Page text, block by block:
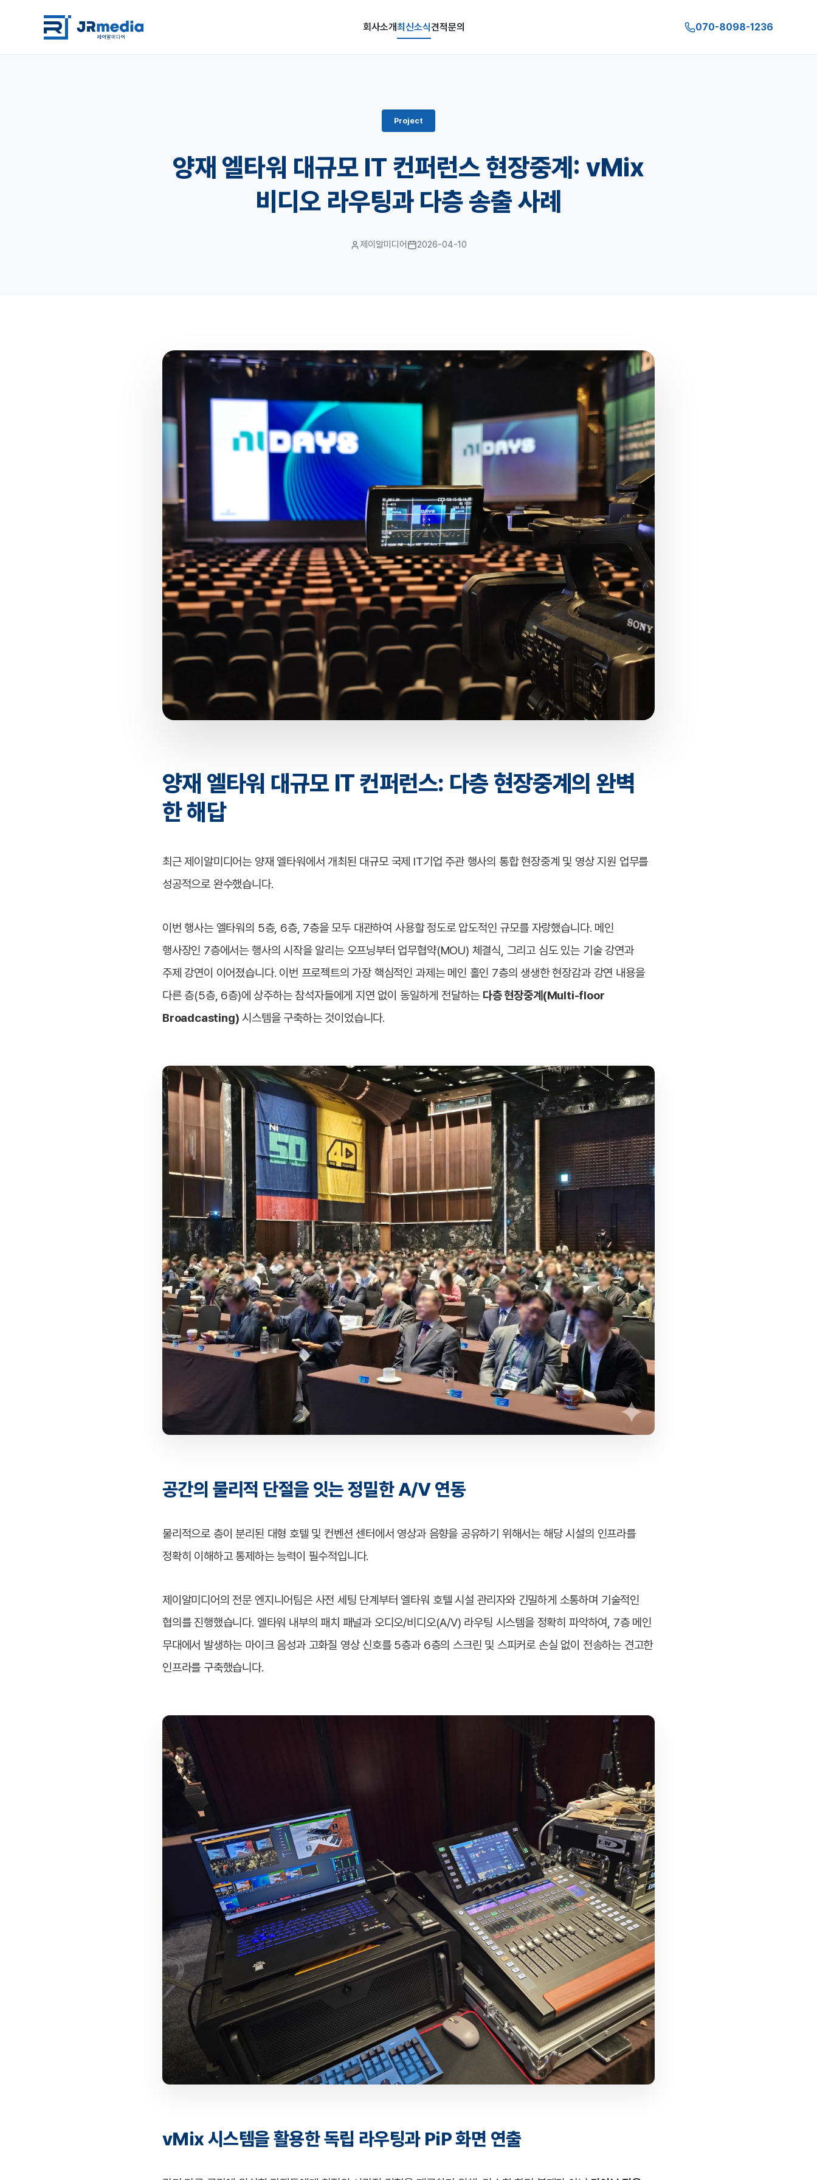
회사소개최신소식견적문의 070-8098-1236
Project
양재 엘타워 대규모 IT 컨퍼런스 현장중계: vMix
비디오 라우팅과 다층 송출 사례
제이알미디어 2026-04-10
양재 엘타워 대규모 IT 컨퍼런스: 다층 현장중계의 완벽
한 해답
최근 제이알미디어는 양재 엘타워에서 개최된 대규모 국제 IT기업 주관 행사의 통합 현장중계 및 영상 지원 업무를
성공적으로 완수했습니다.
이번 행사는 엘타워의 5층, 6층, 7층을 모두 대관하여 사용할 정도로 압도적인 규모를 자랑했습니다. 메인
행사장인 7층에서는 행사의 시작을 알리는 오프닝부터 업무협약(MOU) 체결식, 그리고 심도 있는 기술 강연과
주제 강연이 이어졌습니다. 이번 프로젝트의 가장 핵심적인 과제는 메인 홀인 7층의 생생한 현장감과 강연 내용을
다른 층(5층, 6층)에 상주하는 참석자들에게 지연 없이 동일하게 전달하는 다층 현장중계(Multi-floor
Broadcasting) 시스템을 구축하는 것이었습니다.
공간의 물리적 단절을 잇는 정밀한 A/V 연동
물리적으로 층이 분리된 대형 호텔 및 컨벤션 센터에서 영상과 음향을 공유하기 위해서는 해당 시설의 인프라를
정확히 이해하고 통제하는 능력이 필수적입니다.
제이알미디어의 전문 엔지니어팀은 사전 세팅 단계부터 엘타워 호텔 시설 관리자와 긴밀하게 소통하며 기술적인
협의를 진행했습니다. 엘타워 내부의 패치 패널과 오디오/비디오(A/V) 라우팅 시스템을 정확히 파악하여, 7층 메인
무대에서 발생하는 마이크 음성과 고화질 영상 신호를 5층과 6층의 스크린 및 스피커로 손실 없이 전송하는 견고한
인프라를 구축했습니다.
vMix 시스템을 활용한 독립 라우팅과 PiP 화면 연출